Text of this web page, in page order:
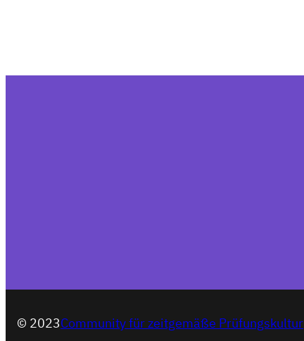
© 2023Community für zeitgemäße Prüfungskultur